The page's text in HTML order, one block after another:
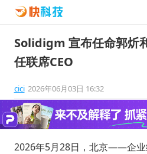
Solidigm 宣布任命郭炘
任联席CEO
cici 2026年06月03日 16:32
2026年5月28日，北京——企业